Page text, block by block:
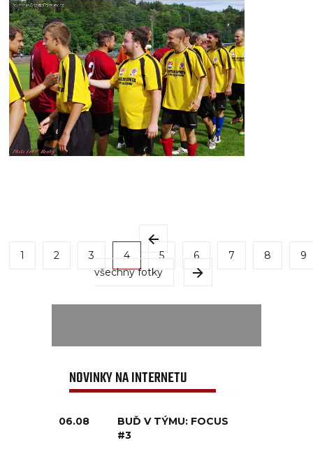
1 2 3 4 5 6 7 8
9
všechny fotky
NOVINKY NA INTERNETU
06.08
BUĎ V TÝMU: FOCUS
#3